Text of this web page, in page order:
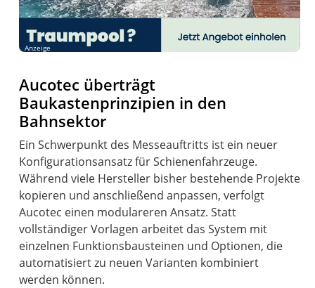
Anzeige
Aucotec überträgt
Baukastenprinzipien in den
Bahnsektor
Ein Schwerpunkt des Messeauftritts ist ein neuer
Konfigurationsansatz für Schienenfahrzeuge.
Während viele Hersteller bisher bestehende Projekte
kopieren und anschließend anpassen, verfolgt
Aucotec einen modulareren Ansatz. Statt
vollständiger Vorlagen arbeitet das System mit
einzelnen Funktionsbausteinen und Optionen, die
automatisiert zu neuen Varianten kombiniert
werden können.